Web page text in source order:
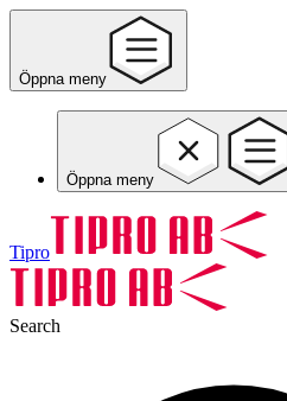
Öppna meny
Öppna meny
Tipro
Search